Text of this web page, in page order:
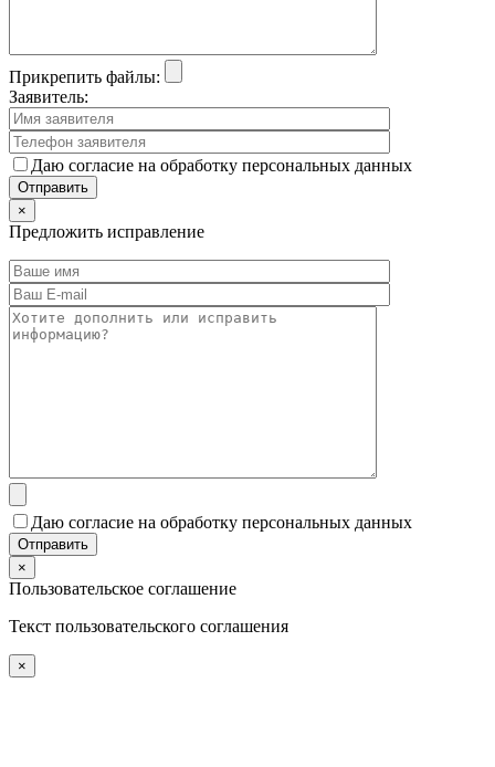
Прикрепить файлы:
Заявитель:
Даю согласие на обработку персональных данных
×
Предложить исправление
Даю согласие на обработку персональных данных
×
Пользовательское соглашение
Текст пользовательского соглашения
×